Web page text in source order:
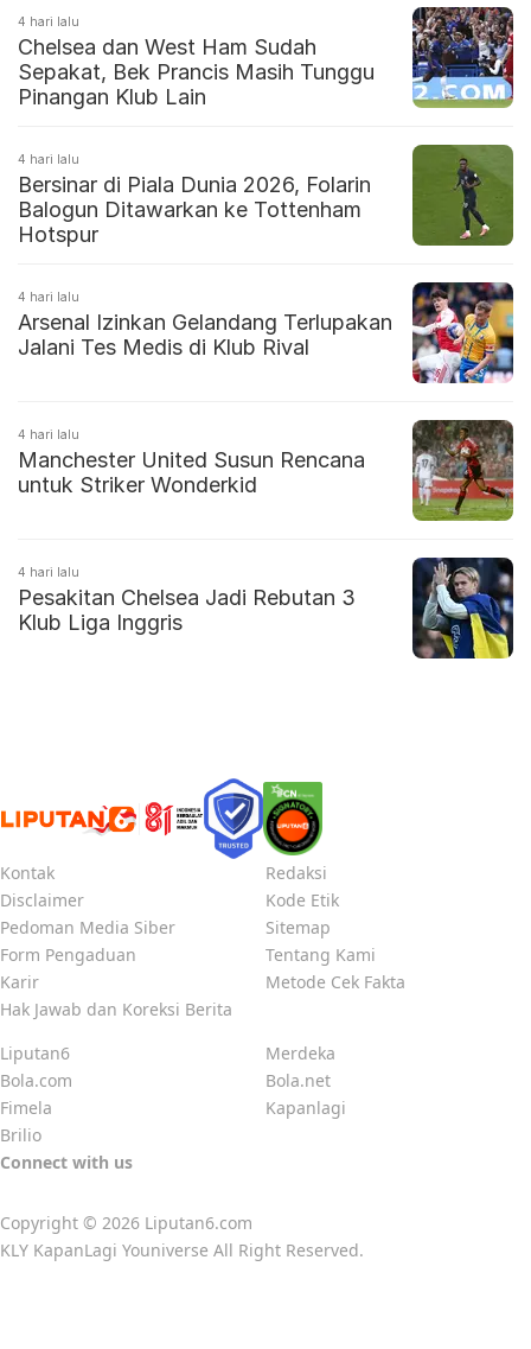
4 hari lalu
Chelsea dan West Ham Sudah
Sepakat, Bek Prancis Masih Tunggu
Pinangan Klub Lain
4 hari lalu
Bersinar di Piala Dunia 2026, Folarin
Balogun Ditawarkan ke Tottenham
Hotspur
4 hari lalu
Arsenal Izinkan Gelandang Terlupakan
Jalani Tes Medis di Klub Rival
4 hari lalu
Manchester United Susun Rencana
untuk Striker Wonderkid
4 hari lalu
Pesakitan Chelsea Jadi Rebutan 3
Klub Liga Inggris
Kontak
Redaksi
Disclaimer
Kode Etik
Pedoman Media Siber
Sitemap
Form Pengaduan
Tentang Kami
Karir
Metode Cek Fakta
Hak Jawab dan Koreksi Berita
Liputan6
Merdeka
Bola.com
Bola.net
Fimela
Kapanlagi
Brilio
Connect with us
Copyright © 2026 Liputan6.com
KLY KapanLagi Youniverse All Right Reserved.